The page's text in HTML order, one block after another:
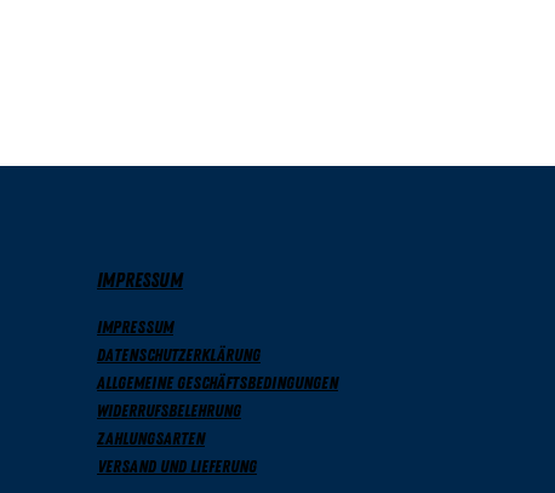
IMPRESSUM
Impressum
Datenschutzerklärung
Allgemeine Geschäftsbedingungen
Widerrufsbelehrung
Zahlungsarten
Versand und Lieferung